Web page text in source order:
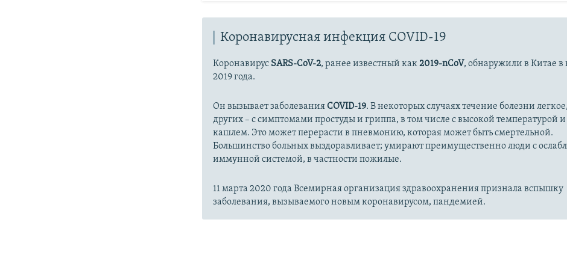
Коронавирусная инфекция COVID-19
Коронавирус SARS-CoV-2, ранее известный как2019-nCoV, обнаружили в Китае в
2019 года.
Он вызывает заболеванияCOVID-19. В некоторых случаях течение болезни
других – с симптомами простуды и гриппа, в том числе с высокой температурой и
кашлем. Это может перерасти в пневмонию, которая может быть смертельной.
Большинство больных выздоравливает; умирают преимущественно люди с
иммунной системой, в частности пожилые.
11 марта 2020 года Всемирная организация здравоохранения признала вспышку
заболевания, вызываемого новым коронавирусом, пандемией.